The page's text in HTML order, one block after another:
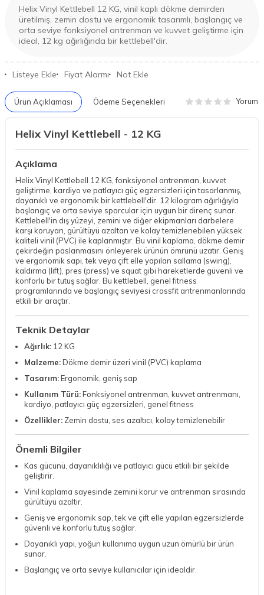
Helix Vinyl Kettlebell 12 KG, vinil kaplı dökme demirden
üretilmiş, zemin dostu ve ergonomik tasarımlı, başlangıç ve
orta seviye fonksiyonel antrenman ve kuvvet geliştirme için
ideal, 12 kg ağırlığında bir kettlebell'dir.
Listeye Ekle Fiyat Alarmı Not Ekle
Ürün Açıklaması Ödeme Seçenekleri Yorum
Helix Vinyl Kettlebell - 12 KG
Açıklama
Helix Vinyl Kettlebell 12 KG, fonksiyonel antrenman, kuvvet
geliştirme, kardiyo ve patlayıcı güç egzersizleri için tasarlanmış,
dayanıklı ve ergonomik bir kettlebell'dir. 12 kilogram ağırlığıyla
başlangıç ve orta seviye sporcular için uygun bir direnç sunar.
Kettlebell'in dış yüzeyi, zemini ve diğer ekipmanları darbelere
karşı koruyan, gürültüyü azaltan ve kolay temizlenebilen yüksek
kaliteli vinil (PVC) ile kaplanmıştır. Bu vinil kaplama, dökme demir
çekirdeğin paslanmasını önleyerek ürünün ömrünü uzatır. Geniş
ve ergonomik sapı, tek veya çift elle yapılan sallama (swing),
kaldırma (lift), pres (press) ve squat gibi hareketlerde güvenli ve
konforlu bir tutuş sağlar. Bu kettlebell, genel fitness
programlarında ve başlangıç seviyesi crossfit antrenmanlarında
etkili bir araçtır.
Teknik Detaylar
Ağırlık: 12 KG
Malzeme:Dökme demir üzeri vinil (PVC) kaplama
Tasarım:Ergonomik, geniş sap
Kullanım Türü:Fonksiyonel antrenman, kuvvet antrenmanı,
kardiyo, patlayıcı güç egzersizleri, genel fitness
Özellikler: Zemin dostu, ses azaltıcı, kolay temizlenebilir
Önemli Bilgiler
Kas gücünü, dayanıklılığı ve patlayıcı gücü etkili bir şekilde
geliştirir.
Vinil kaplama sayesinde zemini korur ve antrenman sırasında
gürültüyü azaltır.
Geniş ve ergonomik sap, tek ve çift elle yapılan egzersizlerde
güvenli ve konforlu tutuş sağlar.
Dayanıklı yapı, yoğun kullanıma uygun uzun ömürlü bir ürün
sunar.
Başlangıç ve orta seviye kullanıcılar için idealdir.